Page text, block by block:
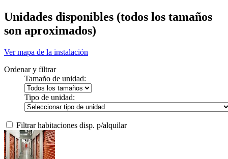
Unidades disponibles (todos los tamaños
son aproximados)
Ver mapa de la instalación
Ordenar y filtrar
Tamaño de unidad:
Tipo de unidad:
Filtrar habitaciones disp. p/alquilar